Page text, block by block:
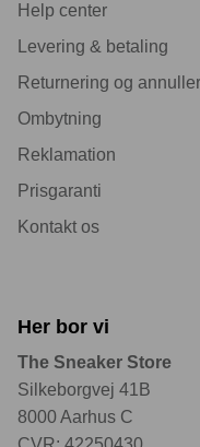
Help center
Levering & betaling
Returnering og
Ombytning
Reklamation
Prisgaranti
Kontakt os
Her bor vi
The Sneaker Store
Silkeborgvej 41B
8000 Aarhus C